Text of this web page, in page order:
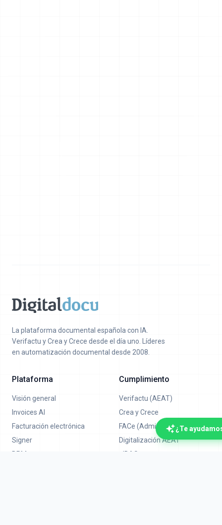
La plataforma documental española con IA.
Verifactu y Crea y Crece desde el día uno. Líderes
en automatización documental desde 2008.
Plataforma
Visión general
Invoices AI
Facturación electrónica
Signer
BPM
Cumplimiento
Verifactu (AEAT)
Crea y Crece
FACe (Administración)
Digitalización AEAT
eIDAS
¿Te